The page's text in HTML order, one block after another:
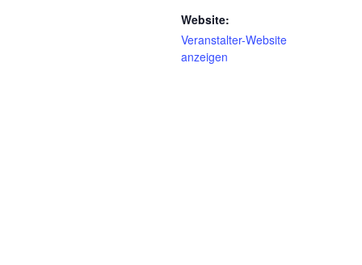
Website:
Veranstalter-Website
anzeigen